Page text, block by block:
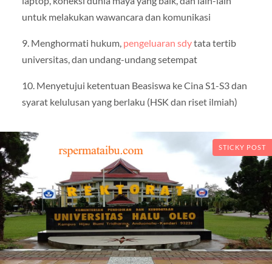
untuk melakukan wawancara dan komunikasi
9. Menghormati hukum, pengeluaran sdytata tertib
universitas, dan undang-undang setempat
10. Menyetujui ketentuan Beasiswa ke Cina S1-S3 dan
syarat kelulusan yang berlaku (HSK dan riset ilmiah)
STICKY POST